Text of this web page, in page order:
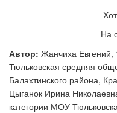
На
Автор: Жанчиха Евгений,
Тюльковская средняя
Балахтинского района,
Цыганок Ирина
категории МОУ